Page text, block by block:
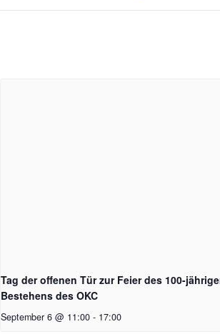
Tag der offenen Tür zur Feier des 100-
Bestehens des OKC
September 6 @ 11:00 - 17:00